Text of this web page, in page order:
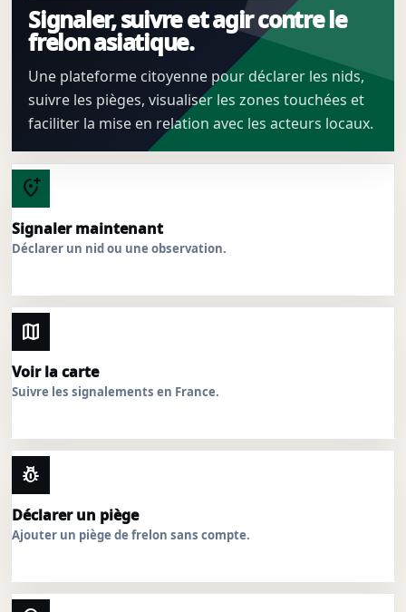
Signaler, suivre et agir contre le
frelon asiatique.
Une plateforme citoyenne pour déclarer les nids,
suivre les pièges, visualiser les zones touchées et
faciliter la mise en relation avec les acteurs locaux.
add_location_alt
Signaler maintenant
Déclarer un nid ou une observation.
map
Voir la carte
Suivre les signalements en France.
pest_control
Déclarer un piège
Ajouter un piège de frelon sans compte.